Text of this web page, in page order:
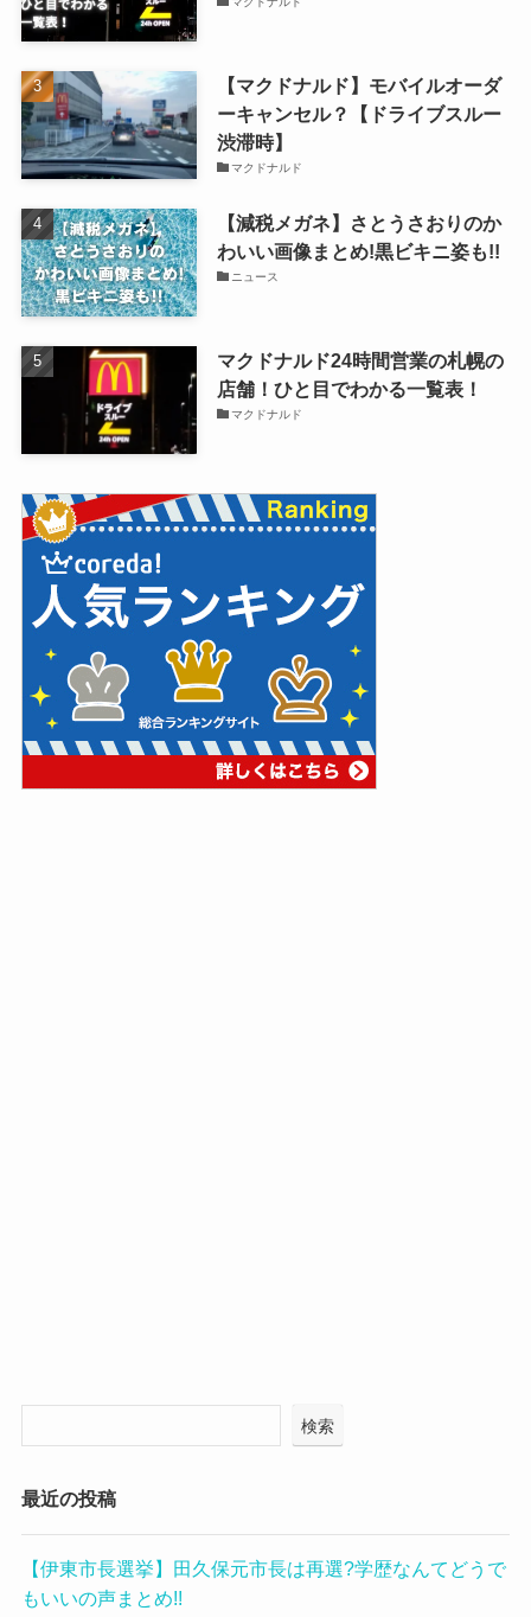
【マクドナルド】モバイルオーダ
ーキャンセル？【ドライブスルー
渋滞時】
マクドナルド
【減税メガネ】さとうさおりのか
わいい画像まとめ!黒ビキニ姿も!!
ニュース
マクドナルド24時間営業の札幌の
店舗！ひと目でわかる一覧表！
マクドナルド
検索
最近の投稿
【伊東市長選挙】田久保元市長は再選?学歴なんてどうで
もいいの声まとめ!!